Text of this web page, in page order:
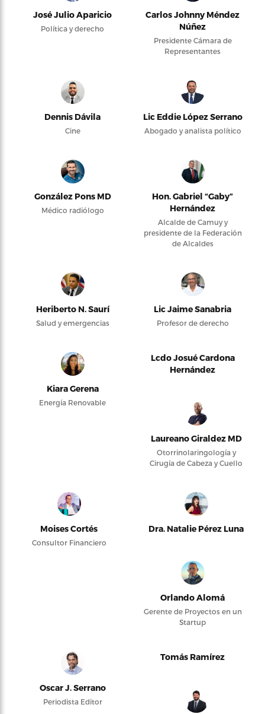
José Julio Aparicio
Política y derecho
Carlos Johnny Méndez
Núñez
Presidente Cámara de
Representantes
Dennis Dávila
Cine
Lic Eddie López Serrano
Abogado y analista político
González Pons MD
Médico radiólogo
Hon. Gabriel “Gaby”
Hernández
Alcalde de Camuy y
presidente de la Federación
de Alcaldes
Heriberto N. Saurí
Salud y emergencias
Lic Jaime Sanabria
Profesor de derecho
Kiara Gerena
Energía Renovable
Lcdo Josué Cardona
Hernández
Laureano Giraldez MD
Otorrinolaringología y
Cirugía de Cabeza y Cuello
Moises Cortés
Consultor Financiero
Dra. Natalie Pérez Luna
Orlando Alomá
Gerente de Proyectos en un
Startup
Oscar J. Serrano
Periodista Editor
Tomás Ramírez